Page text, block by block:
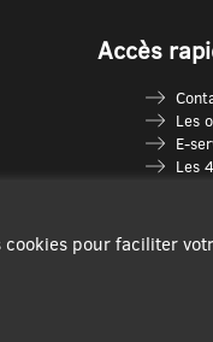
Accès
Les
E-
Les
Les
pour faciliter